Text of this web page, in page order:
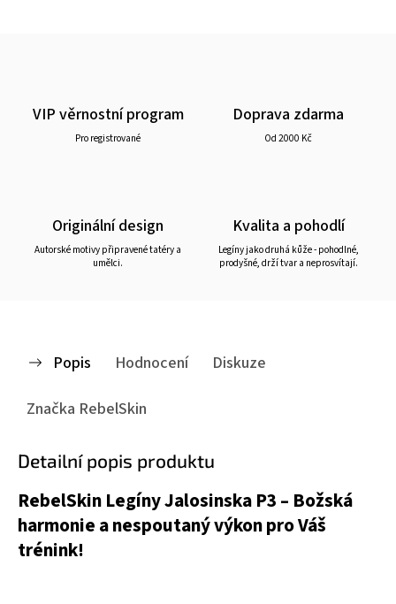
VIP věrnostní program
Pro registrované
Doprava zdarma
Od 2000 Kč
Originální design
Autorské motivy připravené tatéry a
umělci.
Kvalita a pohodlí
Legíny jako druhá kůže - pohodlné,
prodyšné, drží tvar a neprosvítají.
Popis Hodnocení
Diskuze
Značka RebelSkin
Detailní popis produktu
RebelSkin Legíny Jalosinska P3 – Božská
harmonie a nespoutaný výkon pro Váš
trénink!